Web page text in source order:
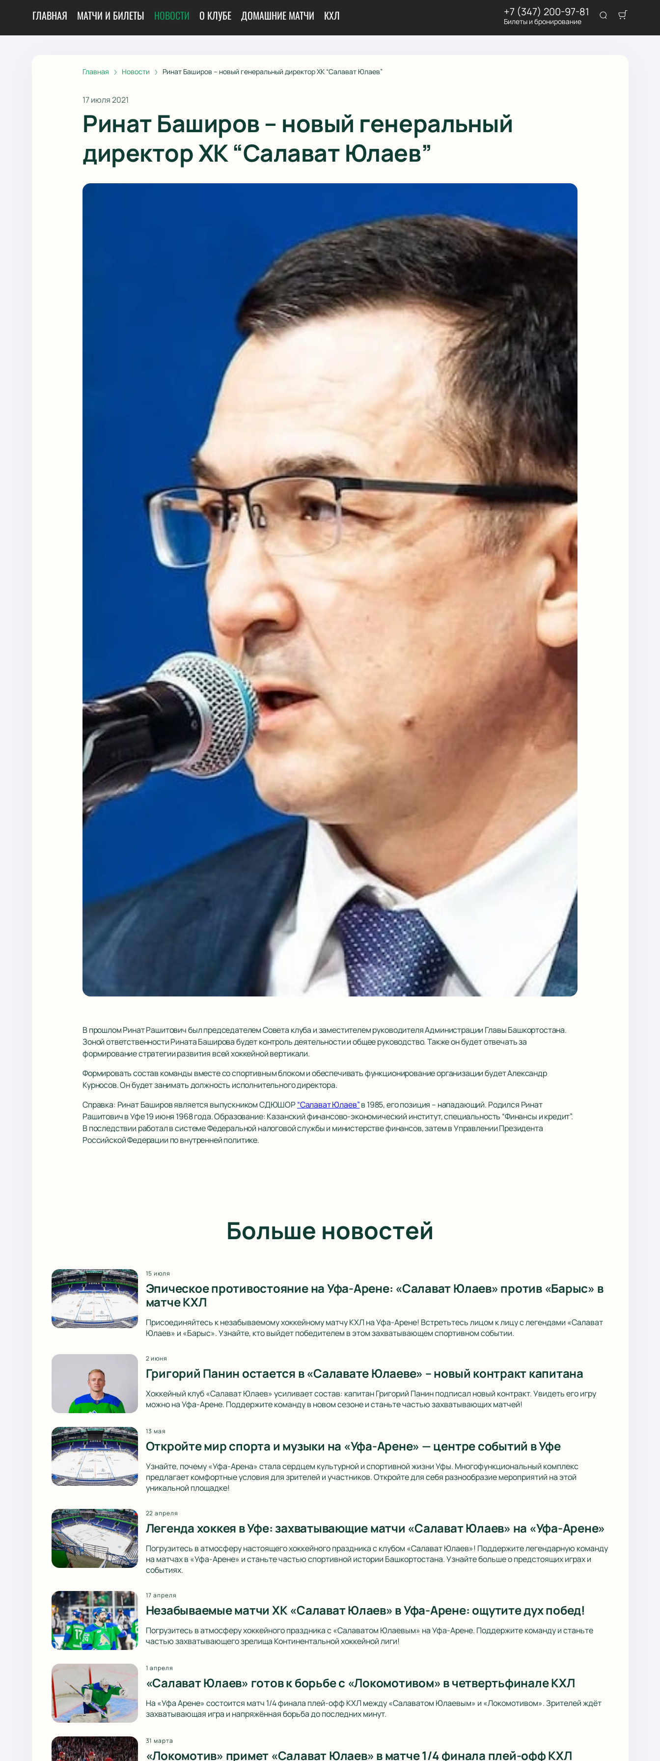
ГЛАВНАЯ МАТЧИ И БИЛЕТЫ НОВОСТИ О КЛУБЕ ДОМАШНИЕ МАТЧИ КХЛ +7 (347) 200-97-81
Билеты и бронирование
Главная Новости Ринат Баширов – новый генеральный директор ХК “Салават Юлаев”
17 июля 2021
Ринат Баширов – новый генеральный
директор ХК “Салават Юлаев”
В прошлом Ринат Рашитович был председателем Совета клуба и заместителем руководителя Администрации Главы Башкортостана.
Зоной ответственности Рината Баширова будет контроль деятельности и общее руководство. Также он будет отвечать за
формирование стратегии развития всей хоккейной вертикали.
Формировать состав команды вместе со спортивным блоком и обеспечивать функционирование организации будет Александр
Курносов. Он будет занимать должность исполнительного директора.
Справка: Ринат Баширов является выпускником СДЮШОР“Салават Юлаев”в 1985, его позиция – нападающий. Родился Ринат
Рашитович в Уфе 19 июня 1968 года. Образование: Казанский финансово-экономический институт, специальность “Финансы и кредит”.
В последствии работал в системе Федеральной налоговой службы и министерстве финансов, затем в Управлении Президента
Российской Федерации по внутренней политике.
Больше новостей
15 июля
Эпическое противостояние на Уфа-Арене: «Салават Юлаев» против «Барыс» в
матче КХЛ
Присоединяйтесь к незабываемому хоккейному матчу КХЛ на Уфа-Арене! Встретьтесь лицом к лицу с легендами «Салават
Юлаев» и «Барыс». Узнайте, кто выйдет победителем в этом захватывающем спортивном событии.
2 июня
Григорий Панин остается в «Салавате Юлаеве» – новый контракт капитана
Хоккейный клуб «Салават Юлаев» усиливает состав: капитан Григорий Панин подписал новый контракт. Увидеть его игру
можно на Уфа-Арене. Поддержите команду в новом сезоне и станьте частью захватывающих матчей!
13 мая
Откройте мир спорта и музыки на «Уфа-Арене» — центре событий в Уфе
Узнайте, почему «Уфа-Арена» стала сердцем культурной и спортивной жизни Уфы. Многофункциональный комплекс
предлагает комфортные условия для зрителей и участников. Откройте для себя разнообразие мероприятий на этой
уникальной площадке!
22 апреля
Легенда хоккея в Уфе: захватывающие матчи «Салават Юлаев» на «Уфа-Арене»
Погрузитесь в атмосферу настоящего хоккейного праздника с клубом «Салават Юлаев»! Поддержите легендарную команду
на матчах в «Уфа-Арене» и станьте частью спортивной истории Башкортостана. Узнайте больше о предстоящих играх и
событиях.
17 апреля
Незабываемые матчи ХК «Салават Юлаев» в Уфа-Арене: ощутите дух побед!
Погрузитесь в атмосферу хоккейного праздника с «Салаватом Юлаевым» на Уфа-Арене. Поддержите команду и станьте
частью захватывающего зрелища Континентальной хоккейной лиги!
1 апреля
«Салават Юлаев» готов к борьбе с «Локомотивом» в четвертьфинале КХЛ
На «Уфа Арене» состоится матч 1/4 финала плей-офф КХЛ между «Салаватом Юлаевым» и «Локомотивом». Зрителей ждёт
захватывающая игра и напряжённая борьба до последних минут.
31 марта
«Локомотив» примет «Салават Юлаев» в матче 1/4 финала плей-офф КХЛ